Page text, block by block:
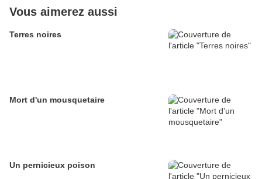
Vous aimerez aussi
Terres noires
Mort d'un mousquetaire
Un pernicieux poison